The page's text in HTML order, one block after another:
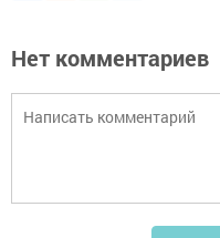
Нет комментариев